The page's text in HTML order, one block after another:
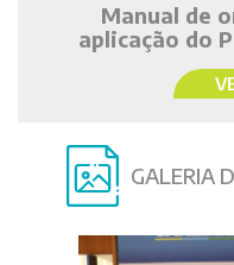
Manual de
aplicação do
GALERIA